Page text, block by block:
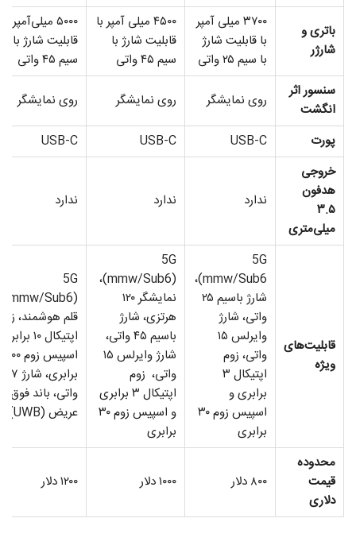
باتری و
شارژر
۳۷۰۰ میلی‌ آمپر
با قابلیت شارژ
با سیم ۲۵ واتی
۴۵۰۰ میلی‌ آمپر با
قابلیت شارژ با
سیم ۴۵ واتی
۵۰۰۰ میلی‌آمپر با
قابلیت شارژ با
سیم ۴۵ واتی
سنسور اثر
انگشت
روی نمایشگر روی نمایشگر روی نمایشگر
پورت USB-C
USB-C
USB-C
خروجی
هدفون
۳.۵
میلی‌متری
ندارد ندارد ندارد
قابلیت‌های
ویژه
5G
(mmw/Sub6،
شارژ باسیم ۲۵
واتی، شارژ
وایرلس ۱۵
واتی، زوم
اپتیکال ۳
برابری و
اسپیس زوم ۳۰
برابری
5G
(mmw/Sub6)،
نمایشگر ۱۲۰
هرتزی، شارژ
باسیم ۴۵ واتی،
شارژ وایرلس ۱۵
واتی، زوم
اپتیکال ۳ برابری
و اسپیس زوم ۳۰
برابری
5G
قلم هوشمند، زوم
اپتیکال ۱۰
اسپیس زوم ۱۰۰
برابری، شارژ ۴۷
واتی، باند فوق
عریض (UWB)
محدوده
قیمت
دلاری
۸۰۰ دلار ۱۰۰۰ دلار ۱۲۰۰ دلار